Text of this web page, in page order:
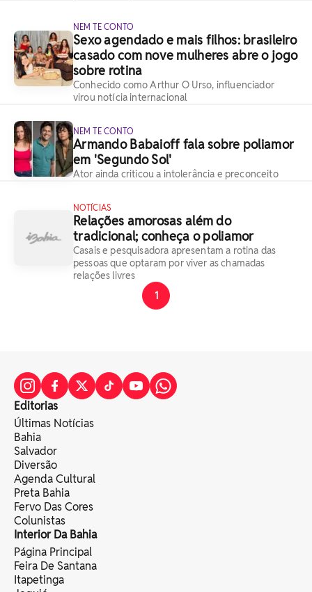
NEM TE CONTO
Sexo agendado e mais filhos: brasileiro
casado com nove mulheres abre o jogo
sobre rotina
Conhecido como Arthur O Urso, influenciador
virou notícia internacional
NEM TE CONTO
Armando Babaioff fala sobre poliamor
em 'Segundo Sol'
Ator ainda criticou a intolerância e preconceito
NOTÍCIAS
Relações amorosas além do
tradicional; conheça o poliamor
Casais e pesquisadora apresentam a rotina das
pessoas que optaram por viver as chamadas
relações livres
1
Editorias
Últimas Notícias
Bahia
Salvador
Diversão
Agenda Cultural
Preta Bahia
Fervo Das Cores
Colunistas
Interior Da Bahia
Página Principal
Feira De Santana
Itapetinga